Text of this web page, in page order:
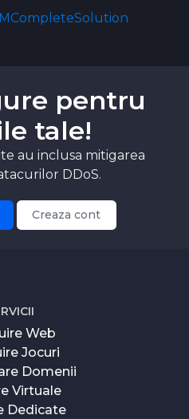
pentru
tale!
au inclusa mitigarea
DDoS.
Creaza cont
Web
Jocuri
Domenii
Virtuale
Dedicate